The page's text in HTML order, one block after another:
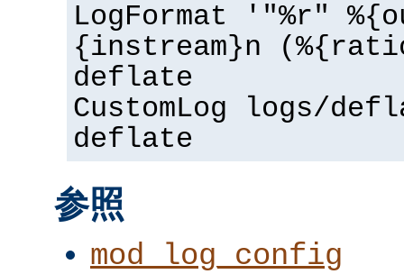
LogFormat '"%r"
{instream}n
deflate
CustomLog logs/
deflate
参照
mod_log_config